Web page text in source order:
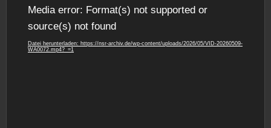
Video-
Player
Media error: Format(s) not supported or
source(s) not found
Datei herunterladen: https://nsr-archiv.de/wp-content/uploads/2026/05/VID-20260509-
WA0072.mp4?_=1